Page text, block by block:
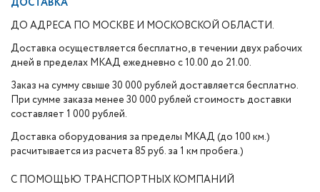
ДОСТАВКА
ДО АДРЕСА ПО МОСКВЕ И МОСКОВСКОЙ ОБЛАСТИ.
Доставка осуществляется бесплатно, в течении двух рабочих
дней в пределах МКАД ежедневно с 10.00 до 21.00.
Заказ на сумму свыше 30 000 рублей доставляется бесплатно.
При сумме заказа менее 30 000 рублей стоимость доставки
составляет 1 000 рублей.
Доставка оборудования за пределы МКАД (до 100 км.)
расчитывается из расчета 85 руб. за 1 км пробега.)
С ПОМОЩЬЮ ТРАНСПОРТНЫХ КОМПАНИЙ